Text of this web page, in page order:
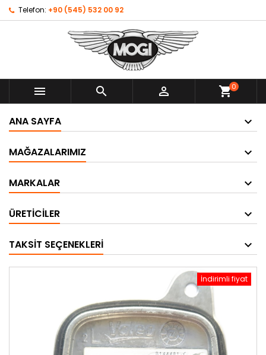
Telefon: +90 (545) 532 00 92
   shopping_cart0
ANA SAYFA
MAĞAZALARIMIZ
MARKALAR
ÜRETICILER
TAKSIT SEÇENEKLERI
İndirimli fiyat